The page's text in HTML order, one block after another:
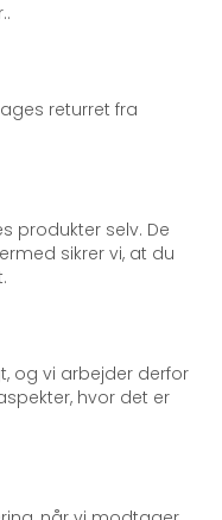
returret fra
produkter selv. De
sikrer vi, at du
og vi arbejder derfor
hvor det er